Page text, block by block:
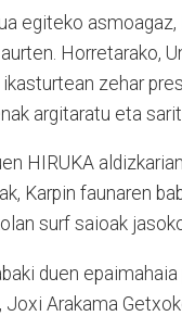
egiteko asmoagaz,
Horretarako,
zehar
argitaratu eta
HIRUKA
Karpin faunaren
surf saioak
duen
Arakama